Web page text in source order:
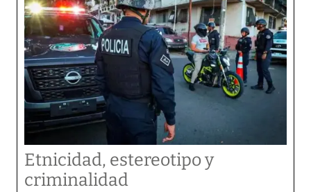
Etnicidad, estereotipo y
criminalidad